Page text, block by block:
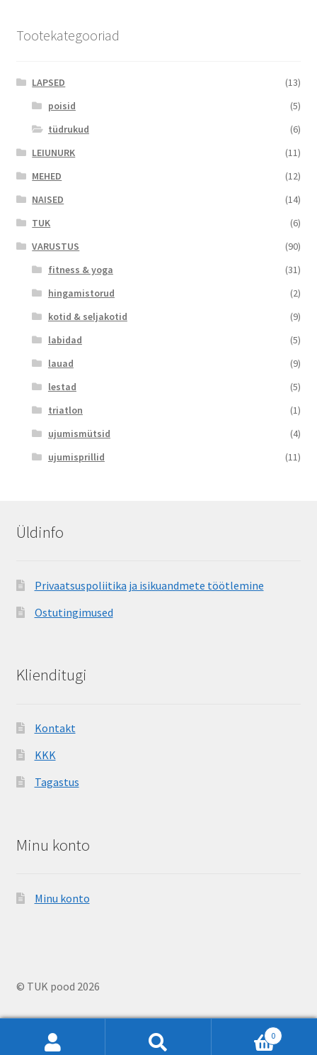
Tootekategooriad
LAPSED
(13)
poisid
(5)
tüdrukud
(6)
LEIUNURK
(11)
MEHED
(12)
NAISED
(14)
TUK
(6)
VARUSTUS
(90)
fitness & yoga
(31)
hingamistorud
(2)
kotid & seljakotid
(9)
labidad
(5)
lauad
(9)
lestad
(5)
triatlon
(1)
ujumismütsid
(4)
ujumisprillid
(11)
Üldinfo
Privaatsuspoliitika ja isikuandmete töötlemine
Ostutingimused
Klienditugi
Kontakt
KKK
Tagastus
Minu konto
Minu konto
© TUK pood 2026
0